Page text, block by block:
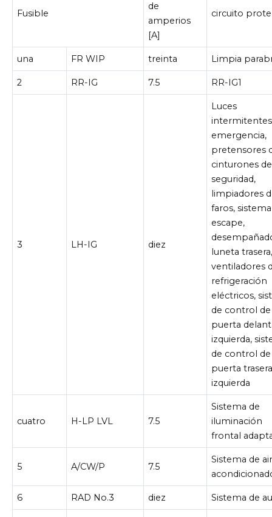
Fusible
de
amperios
[A]
circuito
una FR WIP treinta Limpia
2 RR-IG 7.5 RR-IG1
3 LH-IG diez
Luces
emergencia,
pretensores
cinturones de
seguridad,
limpiadores
faros,
escape,
luneta
ventiladores
refrigeración
eléctricos,
de control de
puerta
izquierda,
de control de
puerta
izquierda
cuatro H-LP LVL 7.5
Sistema de
iluminación
frontal
5 A/CW/P 7.5
Sistema de
6 RAD No.3 diez Sistema de